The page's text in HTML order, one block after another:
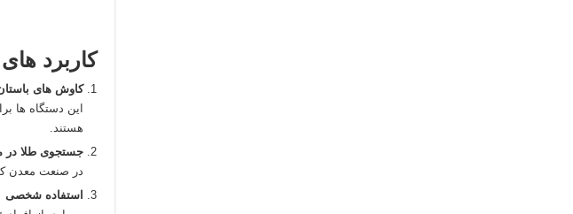
کاربرد
کاوش‌ های
این دستگاه‌ ها
هستند.
جستجوی طلا در
در صنعت معدن‌
استفاده شخصی